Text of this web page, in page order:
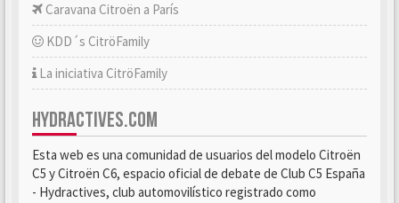
Caravana Citroën a París
KDD´s CitröFamily
La iniciativa CitröFamily
HYDRACTIVES.COM
Esta web es una comunidad de usuarios del modelo Citroën
C5 y Citroën C6, espacio oficial de debate de Club C5 España
- Hydractives, club automovilístico registrado como